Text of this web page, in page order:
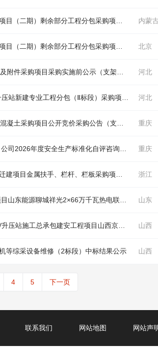
（二期）剩余部分工程分包采购项目 成交结果公示 内蒙
（二期）剩余部分工程分包采购项目 成交结果公示 北京
附件采购项目采购实施前公示（支架在正文中）
河北
中国电建贵阳院贵州华电大方县小屯100MW风电场项目220kV升压站新建专业工程分包（Ⅱ标段）采购项目公开谈判采购公告（ 河北
凝土采购项目公开竞价采购公告（支架 在正文中）
重庆
中国电建西北院公司2026年度安全生产标准化自评咨询服务项目公司2026年度安全生产标准化自评咨询服务项目采购项目公开询比采购公告（ 重庆
中国电建江西水电公司水利生态公司苏州市相城区第二人民医院迁建项目金属扶手、栏杆、栏板采购项目公开询比采购公告（ 浙江
中国电建湖北工程公司山东能源聊城祥光2×66万千瓦热电联产项目山东能源聊城祥光2×66万千瓦热电联产项目1#机组除尘除灰保温工程项目采购项目公开谈判采购公告（ 山东
中国电建西北院山西京能寿阳100MW风电项目风电场区及220kV升压站施工总承包建安工程项目山西京能寿阳100MW风电项目风电场区及220kV升压站施工总承包建安工程220kV升压站建筑工程4标段劳务分包采购项目公开谈判采购公告（ 山西
等综采设备维修（2标段）中标结果公示 山西
4 5 下一页
联系我们 网站地图 网站声